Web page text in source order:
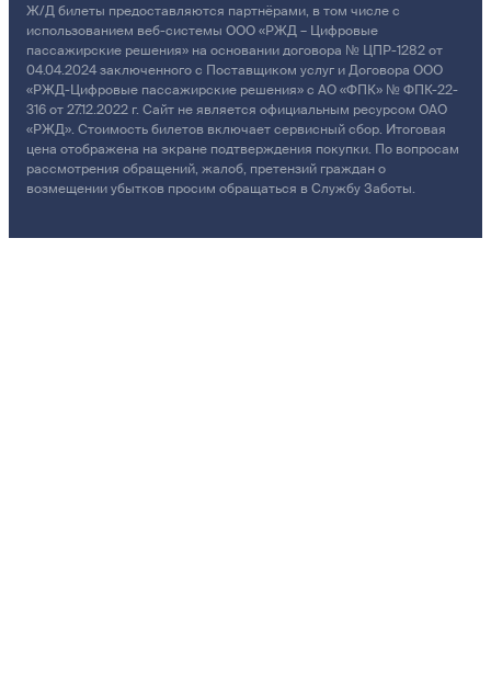
Ж/Д билеты предоставляются партнёрами, в том числе с
использованием веб-системы ООО «РЖД – Цифровые
пассажирские решения» на основании договора № ЦПР-1282 от
04.04.2024 заключенного с Поставщиком услуг и Договора ООО
«РЖД-Цифровые пассажирские решения» с АО «ФПК» № ФПК-22-
316 от 27.12.2022 г. Сайт не является официальным ресурсом ОАО
«РЖД». Стоимость билетов включает сервисный сбор. Итоговая
цена отображена на экране подтверждения покупки. По вопросам
рассмотрения обращений, жалоб, претензий граждан о
возмещении убытков просим обращаться в Службу Заботы.